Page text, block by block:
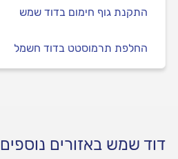
התקנת גוף חימום בדוד שמש
החלפת תרמוסטט בדוד חשמל
דוד שמש באזורים נוספים